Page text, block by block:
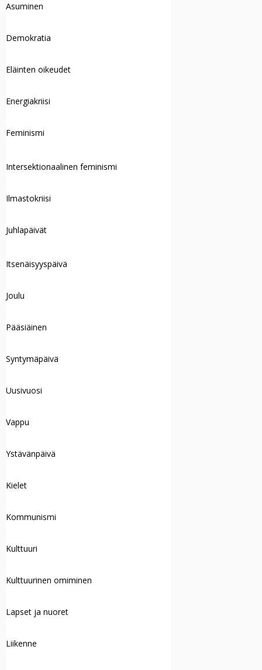
Asuminen
Demokratia
Eläinten oikeudet
Energiakriisi
Feminismi
Intersektionaalinen feminismi
Ilmastokriisi
Juhlapäivät
Itsenäisyyspäivä
Joulu
Pääsiäinen
Syntymäpäivä
Uusivuosi
Vappu
Ystävänpäivä
Kielet
Kommunismi
Kulttuuri
Kulttuurinen omiminen
Lapset ja nuoret
Liikenne